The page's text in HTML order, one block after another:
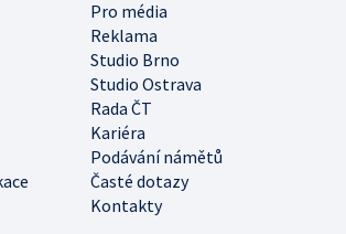
Pro média
Reklama
Studio Brno
Studio Ostrava
Rada ČT
Kariéra
Podávání námětů
Časté dotazy
Kontakty